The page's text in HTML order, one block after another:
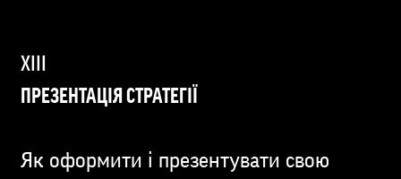
ПРЕЗЕНТАЦІЯ СТРАТЕГІЇ
Як оформити і презентувати свою